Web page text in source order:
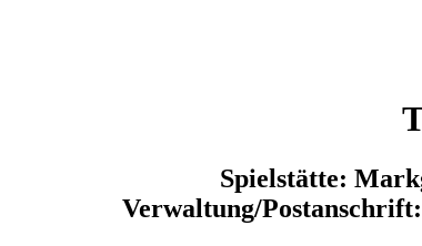
Spielstätte:
Verwaltung/